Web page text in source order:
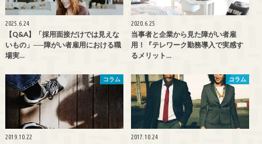
2025.6.24
【Q&A】「採用面接だけでは見えな
いもの」──障がい者雇用における職
場実…
2020.6.25
当事者と企業から見た障がい者雇
用！『テレワーク勤務導入で実感す
るメリット…
コラム
2019.10.22
コラム
2017.10.24